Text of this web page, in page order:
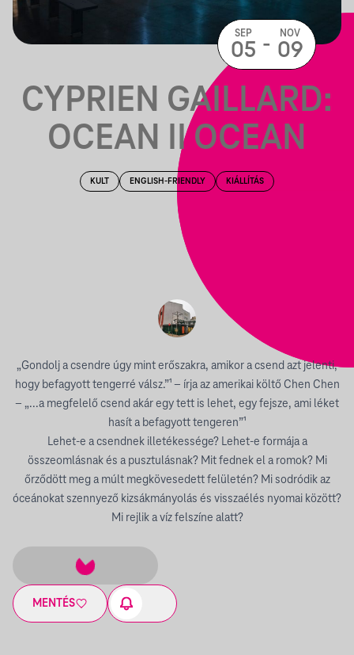
CYPRIEN GAILLARD:
OCEAN II OCEAN
KULT ENGLISH-FRIENDLY KIÁLLÍTÁS
„Gondolj a csendre úgy mint erőszakra, amikor a csend azt jelenti,
hogy befagyott tengerré válsz.”¹ – írja az amerikai költő Chen Chen
– „...a megfelelő csend akár egy tett is lehet, egy fejsze, ami léket
hasít a befagyott tengeren”¹
Lehet-e a csendnek illetékessége? Lehet-e formája a
összeomlásnak és a pusztulásnak? Mit fednek el a romok? Mi
őrződött meg a múlt megkövesedett felületén? Mi sodródik az
óceánokat szennyező kizsákmányolás és visszaélés nyomai között?
Mi rejlik a víz felszíne alatt?
MENTÉS
SEP
05 - NOV
09